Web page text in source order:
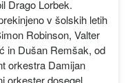
Drago Lorbek.
v šolskih letih
Robinson, Valter
in Dušan Remšak, od
orkestra Damijan
orkester dosegel